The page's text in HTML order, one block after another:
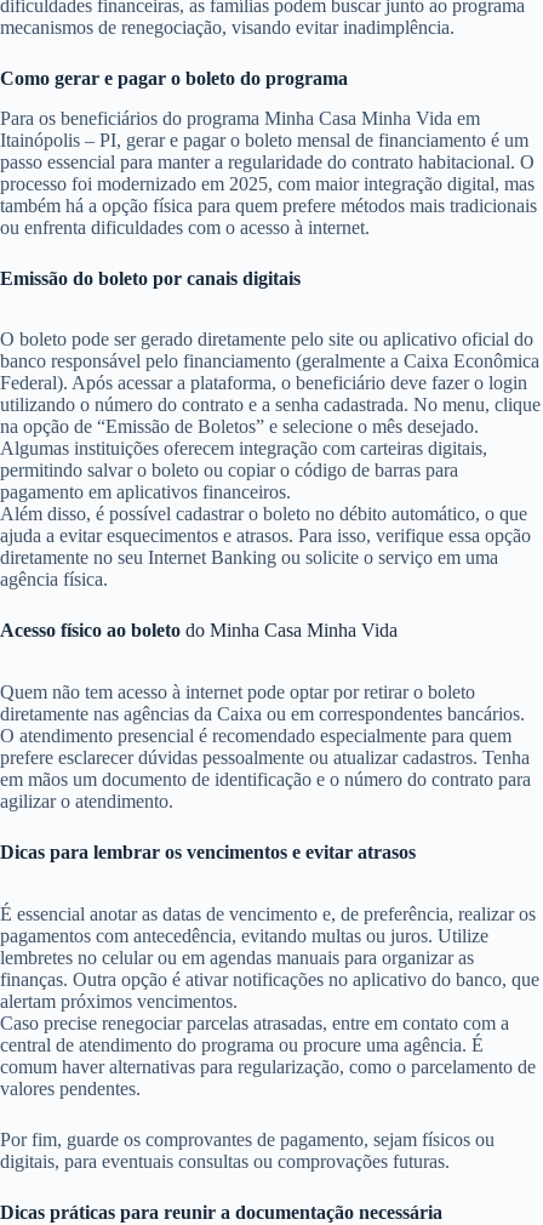
dificuldades financeiras, as famílias podem buscar junto ao programa
mecanismos de renegociação, visando evitar inadimplência.
Como gerar e pagar o boleto do programa
Para os beneficiários do programa Minha Casa Minha Vida em
Itainópolis – PI, gerar e pagar o boleto mensal de financiamento é um
passo essencial para manter a regularidade do contrato habitacional. O
processo foi modernizado em 2025, com maior integração digital, mas
também há a opção física para quem prefere métodos mais tradicionais
ou enfrenta dificuldades com o acesso à internet.
Emissão do boleto por canais digitais
O boleto pode ser gerado diretamente pelo site ou aplicativo oficial do
banco responsável pelo financiamento (geralmente a Caixa Econômica
Federal). Após acessar a plataforma, o beneficiário deve fazer o login
utilizando o número do contrato e a senha cadastrada. No menu, clique
na opção de “Emissão de Boletos” e selecione o mês desejado.
Algumas instituições oferecem integração com carteiras digitais,
permitindo salvar o boleto ou copiar o código de barras para
pagamento em aplicativos financeiros.
Além disso, é possível cadastrar o boleto no débito automático, o que
ajuda a evitar esquecimentos e atrasos. Para isso, verifique essa opção
diretamente no seu Internet Banking ou solicite o serviço em uma
agência física.
Acesso físico ao boleto do Minha Casa Minha Vida
Quem não tem acesso à internet pode optar por retirar o boleto
diretamente nas agências da Caixa ou em correspondentes bancários.
O atendimento presencial é recomendado especialmente para quem
prefere esclarecer dúvidas pessoalmente ou atualizar cadastros. Tenha
em mãos um documento de identificação e o número do contrato para
agilizar o atendimento.
Dicas para lembrar os vencimentos e evitar atrasos
É essencial anotar as datas de vencimento e, de preferência, realizar os
pagamentos com antecedência, evitando multas ou juros. Utilize
lembretes no celular ou em agendas manuais para organizar as
finanças. Outra opção é ativar notificações no aplicativo do banco, que
alertam próximos vencimentos.
Caso precise renegociar parcelas atrasadas, entre em contato com a
central de atendimento do programa ou procure uma agência. É
comum haver alternativas para regularização, como o parcelamento de
valores pendentes.
Por fim, guarde os comprovantes de pagamento, sejam físicos ou
digitais, para eventuais consultas ou comprovações futuras.
Dicas práticas para reunir a documentação necessária